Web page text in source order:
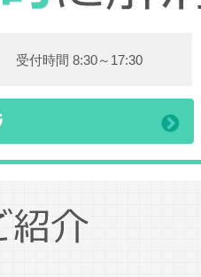
受付時間 8:30～17:30